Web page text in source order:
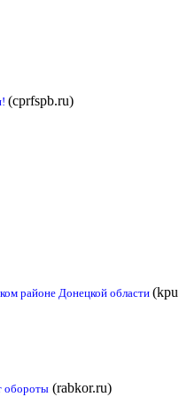
(cprfspb.ru)
районе Донецкой области
обороты (rabkor.ru)